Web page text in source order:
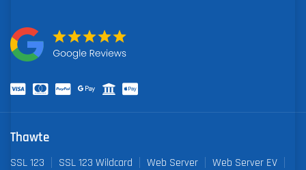
Thawte
SSL 123 SSL 123 Wildcard Web Server
Web Server EV